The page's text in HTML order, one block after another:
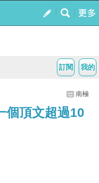
我的
訂閱
南極
個頂文超過10